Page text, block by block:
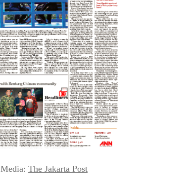
Media: The Jakarta Post